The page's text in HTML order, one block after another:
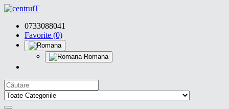
0733088041
Favorite (0)
Romana